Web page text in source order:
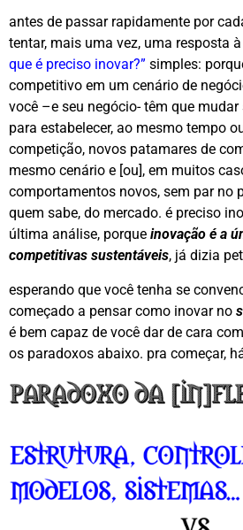
antes de passar rapidamente por
tentar, mais uma vez, uma resposta
que é preciso inovar?” simples:
competitivo em um cenário de
você –e seu negócio- têm que
para estabelecer, ao mesmo tempo
competição, novos patamares de
mesmo cenário e [ou], em muitos
comportamentos novos, sem par no
quem sabe, do mercado. é preciso
última análise, porque inovação é a
competitivas sustentáveis, já dizia
esperando que você tenha se
começado a pensar como inovar no
é bem capaz de você dar de cara
os paradoxos abaixo. pra começar,